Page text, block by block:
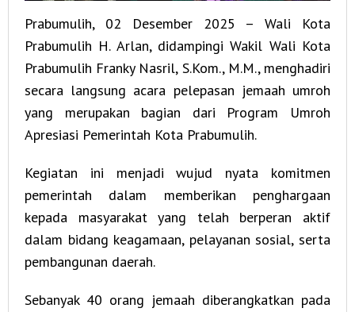
Prabumulih, 02 Desember 2025 – Wali Kota
Prabumulih H. Arlan, didampingi Wakil Wali Kota
Prabumulih Franky Nasril, S.Kom., M.M., menghadiri
secara langsung acara pelepasan jemaah umroh
yang merupakan bagian dari Program Umroh
Apresiasi Pemerintah Kota Prabumulih.
Kegiatan ini menjadi wujud nyata komitmen
pemerintah dalam memberikan penghargaan
kepada masyarakat yang telah berperan aktif
dalam bidang keagamaan, pelayanan sosial, serta
pembangunan daerah.
Sebanyak 40 orang jemaah diberangkatkan pada